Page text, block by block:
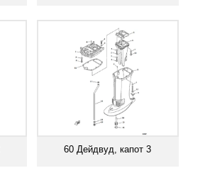
60 Дейдвуд, капот 3